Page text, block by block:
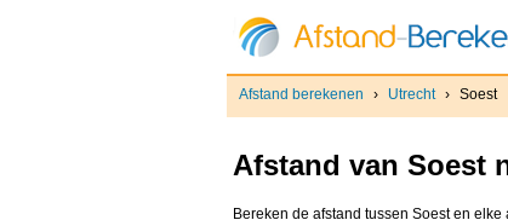
Afstand berekenen › Utrecht › Soest
Afstand van Soest
Bereken de afstand tussen Soest en